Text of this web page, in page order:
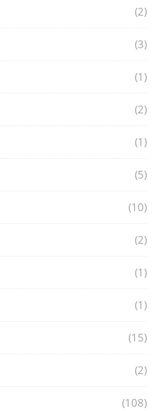
(2)
(3)
(1)
(2)
(1)
(5)
(10)
(2)
(1)
(1)
(15)
(2)
(108)